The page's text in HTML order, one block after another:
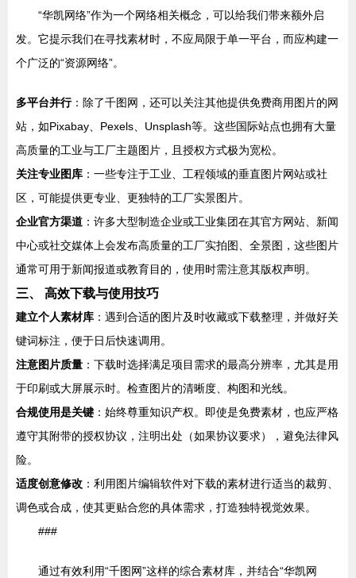
“华凯网络”作为一个网络相关概念，可以给我们带来额外启
发。它提示我们在寻找素材时，不应局限于单一平台，而应构建一
个广泛的“资源网络”。
多平台并行：除了千图网，还可以关注其他提供免费商用图片的网
站，如Pixabay、Pexels、Unsplash等。这些国际站点也拥有大量
高质量的工业与工厂主题图片，且授权方式极为宽松。
关注专业图库 ：一些专注于工业、工程领域的垂直图片网站或社
区，可能提供更专业、更独特的工厂实景图片。
企业官方渠道 ：许多大型制造企业或工业集团在其官方网站、新闻
中心或社交媒体上会发布高质量的工厂实拍图、全景图，这些图片
通常可用于新闻报道或教育目的，使用时需注意其版权声明。
三、 高效下载与使用技巧
建立个人素材库 ：遇到合适的图片及时收藏或下载整理，并做好关
键词标注，便于日后快速调用。
注意图片质量 ：下载时选择满足项目需求的最高分辨率，尤其是用
于印刷或大屏展示时。检查图片的清晰度、构图和光线。
合规使用是关键 ：始终尊重知识产权。即使是免费素材，也应严格
遵守其附带的授权协议，注明出处（如果协议要求），避免法律风
险。
适度创意修改 ：利用图片编辑软件对下载的素材进行适当的裁剪、
调色或合成，使其更贴合您的具体需求，打造独特视觉效果。
###
通过有效利用“千图网”这样的综合素材库，并结合“华凯网